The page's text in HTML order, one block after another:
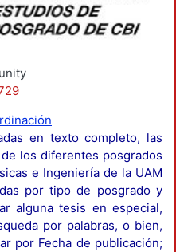
en texto completo, las
los diferentes posgrados
e Ingeniería de la UAM
por tipo de posgrado y
alguna tesis en especial,
por palabras, o bien,
por Fecha de publicación;